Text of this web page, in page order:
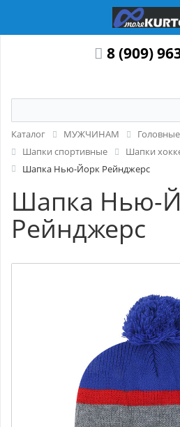
8 (909)
Каталог МУЖЧИНАМ
Шапки спортивные
Шапки
Шапка Нью-Йорк Рейнджерс
Шапка Нью-
Рейнджерс